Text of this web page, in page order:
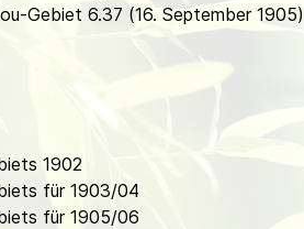
Gebiet 6.37 (16. September 1905)
1902
für 1903/04
für 1905/06